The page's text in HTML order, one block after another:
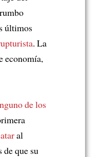
últimos
. La
economía,
de los
al
de que su